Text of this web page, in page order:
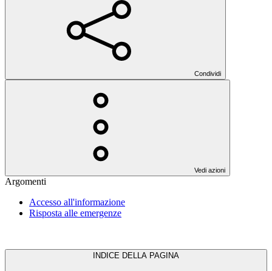
Condividi
Vedi azioni
Argomenti
Accesso all'informazione
Risposta alle emergenze
INDICE DELLA PAGINA